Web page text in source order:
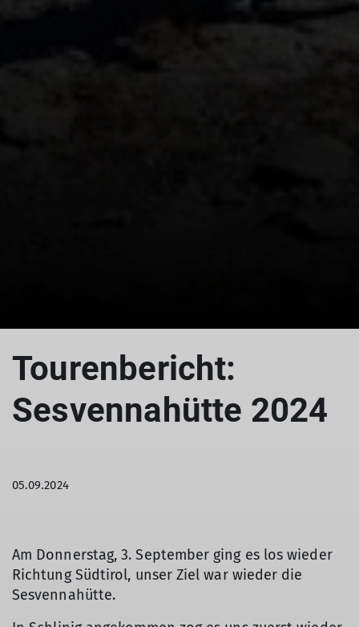
Tourenbericht:
Sesvennahütte 2024
05.09.2024
Am Donnerstag, 3. September ging es los wieder
Richtung Südtirol, unser Ziel war wieder die
Sesvennahütte.